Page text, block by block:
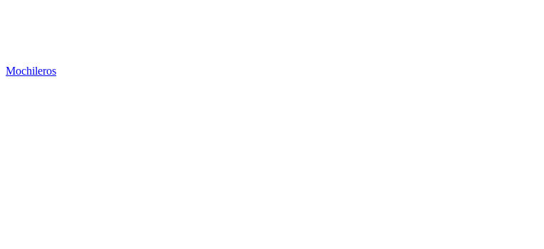
Mochileros